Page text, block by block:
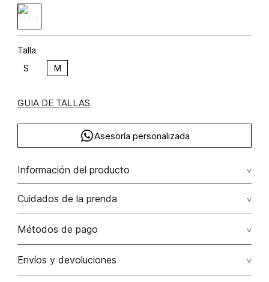
Talla
S M
GUIA DE TALLAS
Asesoría personalizada
Información del producto
Correa western maxi insumos
Cuidados de la prenda
Solo quitar polvo con paño húmedo
Métodos de pago
Tarjetas de crédito: Visa, Dinners, Master Card y American
Envíos y devoluciones